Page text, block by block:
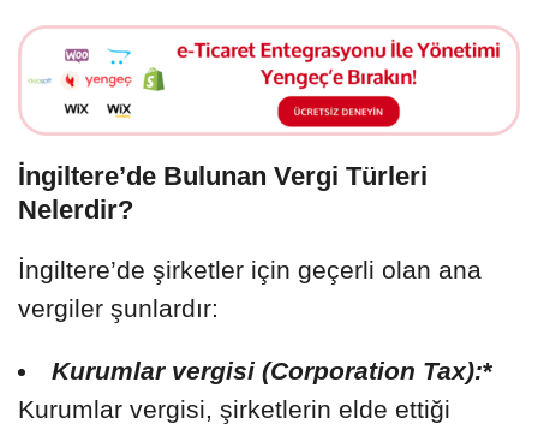
İngiltere’de Bulunan Vergi Türleri
Nelerdir?
İngiltere’de şirketler için geçerli olan ana
vergiler şunlardır:
Kurumlar vergisi (Corporation Tax):*
Kurumlar vergisi, şirketlerin elde ettiği